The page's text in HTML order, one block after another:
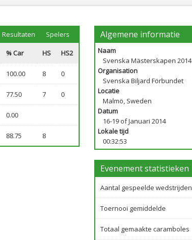
Resultaten Spelers
% Car HS HS2
100.00 8 0
77.50 7 0
0.00
88.75 8
Algemene informatie
Naam
Svenska Mästerskapen 2014
Organisation
Svenska Biljard Förbundet
Locatie
Malmö, Sweden
Datum
16-19 of Januari 2014
Lokale tijd
00:32:53
Evenement statistieken
Aantal gespeelde wedstrijden
Toernooi gemiddelde
Totaal gemaakte caramboles